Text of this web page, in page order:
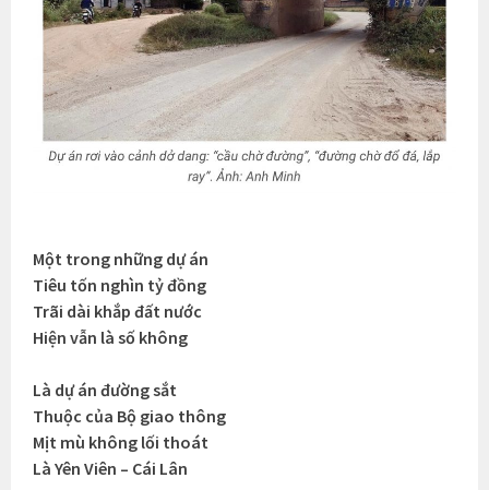
Một trong những dự án
Tiêu tốn nghìn tỷ đồng
Trãi dài khắp đất nước
Hiện vẫn là số không
Là dự án đường sắt
Thuộc của Bộ giao thông
Mịt mù không lối thoát
Là Yên Viên – Cái Lân